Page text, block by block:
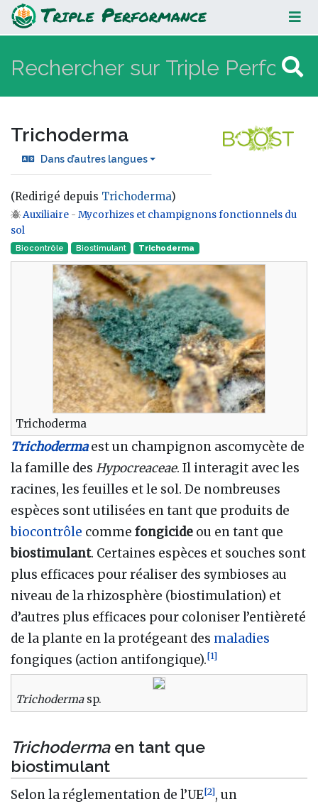
Trichoderma
Trichoderma
Dans d’autres langues
(Redirigé depuis Trichoderma)
Aller à :navigation,rechercher
Auxiliaire - Mycorhizes et champignons fonctionnels du
sol
Biocontrôle Biostimulant Trichoderma
Trichoderma
Trichodermaest un champignon ascomycète de
la famille des Hypocreaceae. Il interagit avec les
racines, les feuilles et le sol. De nombreuses
espèces sont utilisées en tant que produits de
biocontrôle comme fongicide ou en tant que
biostimulant. Certaines espèces et souches sont
plus efficaces pour réaliser des symbioses au
niveau de la rhizosphère (biostimulation) et
d’autres plus efficaces pour coloniser l’entièreté
de la plante en la protégeant des maladies
fongiques (action antifongique).[1]
Trichodermasp.
Trichodermaen tant que
biostimulant
Selon la réglementation de l’UE[2], un